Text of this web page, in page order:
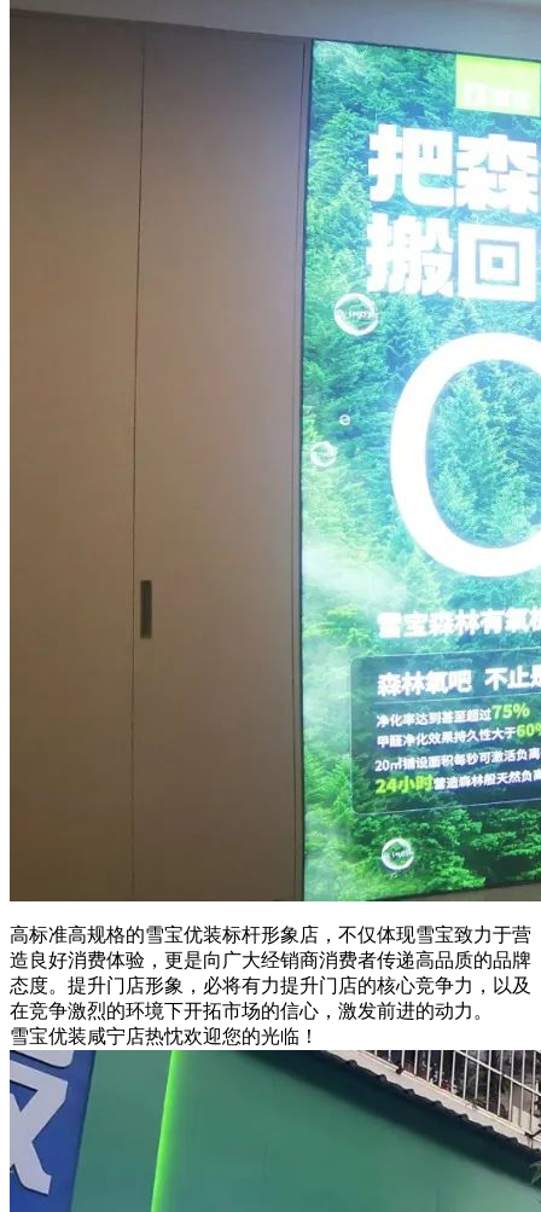
高标准高规格的雪宝优装标杆形象店，不仅体现雪宝致力于营
造良好消费体验，更是向广大经销商消费者传递高品质的品牌
态度。提升门店形象，必将有力提升门店的核心竞争力，以及
在竞争激烈的环境下开拓市场的信心，激发前进的动力。
雪宝优装咸宁店热忱欢迎您的光临！